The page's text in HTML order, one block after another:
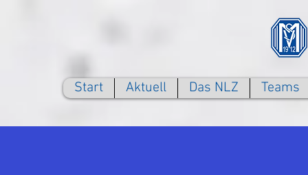
Start Aktuell Das NLZ Teams